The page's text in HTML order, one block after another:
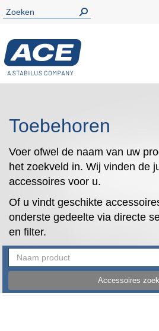
Toebehoren
Voer ofwel de naam van uw
het zoekveld in. Wij vinden de
accessoires voor u.
Of u vindt geschikte
onderste gedeelte via directe
en filter.
Accessoires